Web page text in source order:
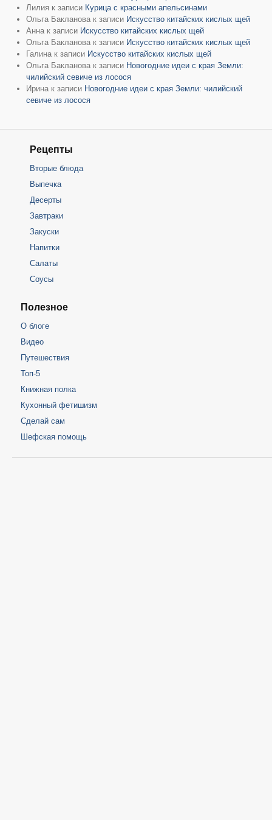
Лилия к записи Курица с красными апельсинами
Ольга Бакланова к записи Искусство китайских кислых щей
Анна к записи Искусство китайских кислых щей
Ольга Бакланова к записи Искусство китайских кислых щей
Галина к записи Искусство китайских кислых щей
Ольга Бакланова к записи Новогодние идеи с края Земли:
чилийский севиче из лосося
Ирина к записи Новогодние идеи с края Земли: чилийский
севиче из лосося
Рецепты
Вторые блюда
Выпечка
Десерты
Завтраки
Закуски
Напитки
Салаты
Соусы
Полезное
О блоге
Видео
Путешествия
Топ-5
Книжная полка
Кухонный фетишизм
Сделай сам
Шефская помощь